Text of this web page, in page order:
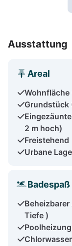
Ausstattung
Areal
Wohnfläche
Grundstück
2 m hoch)
Freistehend
Urbane Lage
Badespaß
Tiefe )
Chlorwasser